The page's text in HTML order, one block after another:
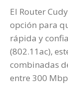
El Router
opción para
rápida y
(802.11ac),
combinadas
entre 300